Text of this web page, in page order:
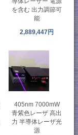
を含む 出力調節可
能
2,889,447円
405nm 7000mW
青紫色レーザ 高出
力 半導体レーザ光
源